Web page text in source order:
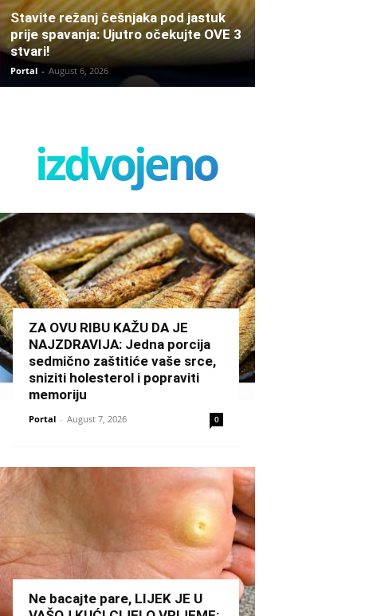
Stavite režanj češnjaka pod jastuk
prije spavanja: Ujutro očekujte OVE 3
stvari!
Portal - August 6, 2026
izdvojeno
ZA OVU RIBU KAŽU DA JE
NAJZDRAVIJA: Jedna porcija
sedmično zaštitiće vaše srce,
sniziti holesterol i popraviti
memoriju
Portal - August 7, 2026 0
Ne bacajte pare, LIJEK JE U